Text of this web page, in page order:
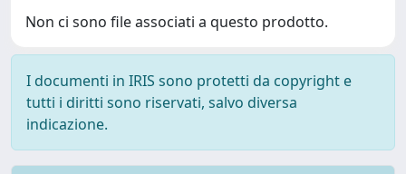
Non ci sono file associati a questo prodotto.
I documenti in IRIS sono protetti da copyright e
tutti i diritti sono riservati, salvo diversa
indicazione.